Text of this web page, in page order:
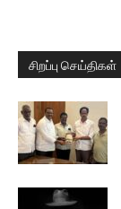
சிறப்பு செய்திகள்